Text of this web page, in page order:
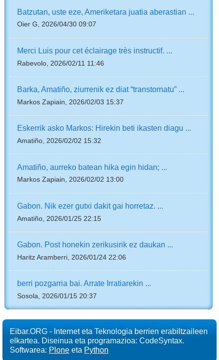
Batzutan, uste eze, Ameriketara juatia aberastian ...
Oier G, 2026/04/30 09:07
Merci Luis pour cet éclairage très instructif. ...
Rabevolo, 2026/02/11 11:46
Barka, Amatiño, ziurrenik ez diat “transtornatu” ...
Markos Zapiain, 2026/02/03 15:37
Eskerrik asko Markos: Hirekin beti ikasten diagu ...
Amatiño, 2026/02/02 15:32
Amatiño, aurreko batean hika egin hidan; ...
Markos Zapiain, 2026/02/02 13:00
Gabon. Nik ezer gutxi dakit gai horretaz. ...
Amatiño, 2026/01/25 22:15
Gabon. Post honekin zerikusirik ez daukan ...
Haritz Aramberri, 2026/01/24 22:06
berri pozgarria bai. Arrate Irratiarekin ...
Sosola, 2026/01/15 20:37
Eibar.ORG - Internet eta Teknologia berrien erabiltzaileen
elkartea. Diseinua eta programazioa: CodeSyntax.
Softwarea: Plone eta Python